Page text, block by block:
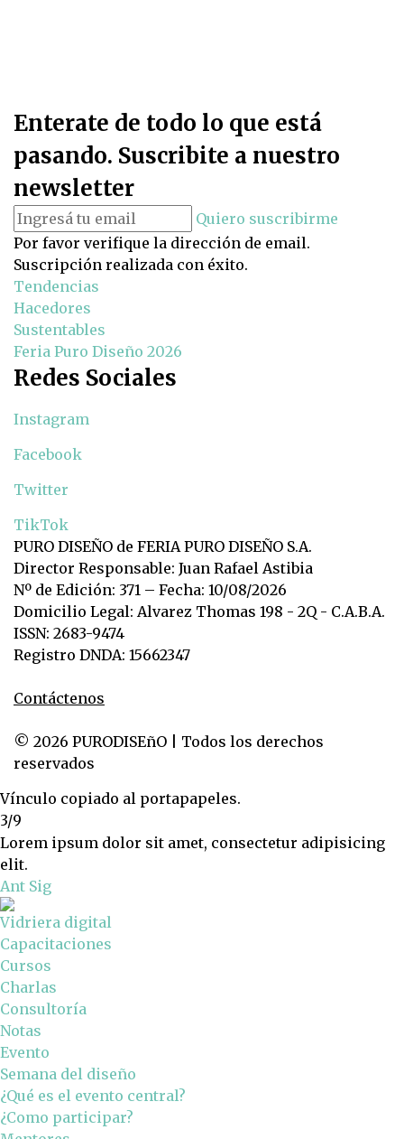
Enterate de todo lo que está
pasando. Suscribite a nuestro
newsletter
Quiero suscribirme
Por favor verifique la dirección de email.
Suscripción realizada con éxito.
Tendencias
Hacedores
Sustentables
Feria Puro Diseño 2026
Redes Sociales
Instagram
Facebook
Twitter
TikTok
PURO DISEÑO de FERIA PURO DISEÑO S.A.
Director Responsable: Juan Rafael Astibia
Nº de Edición: 371 – Fecha: 10/08/2026
Domicilio Legal: Alvarez Thomas 198 - 2Q - C.A.B.A.
ISSN: 2683-9474
Registro DNDA: 15662347
Contáctenos
© 2026 PURODISEñO | Todos los derechos
reservados
Vínculo copiado al portapapeles.
3/9
Lorem ipsum dolor sit amet, consectetur adipisicing
elit.
Ant Sig
Vidriera digital
Capacitaciones
Cursos
Charlas
Consultoría
Notas
Evento
Semana del diseño
¿Qué es el evento central?
¿Como participar?